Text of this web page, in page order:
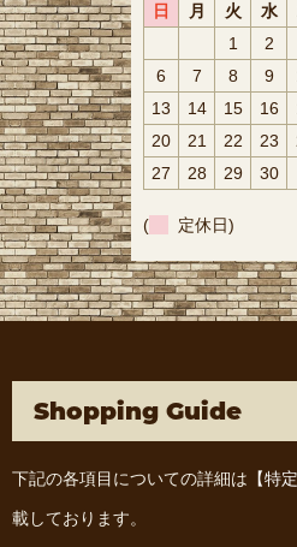
日 月 火 水
1
2
6
7 8 9
13
14 15 16
20
21 22 23
27
28 29 30
( 定休日)
Shopping Guide
下記の各項目についての詳細は 【特
載しております。